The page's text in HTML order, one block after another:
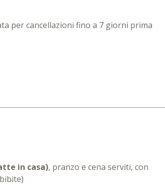
per cancellazioni fino a 7 giorni prima
in casa), pranzo e cena serviti, con